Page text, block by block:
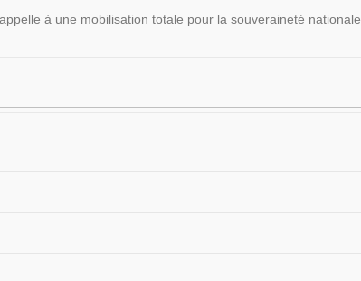
à une mobilisation totale pour la souveraineté nationale